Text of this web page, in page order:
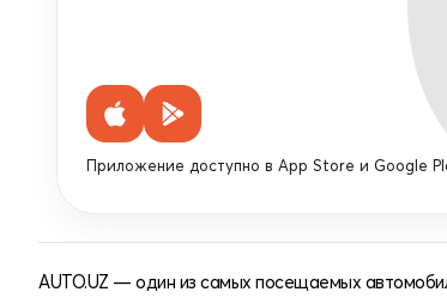
Приложение доступно в App Store и Google
AUTO.UZ — один из самых посещаемых